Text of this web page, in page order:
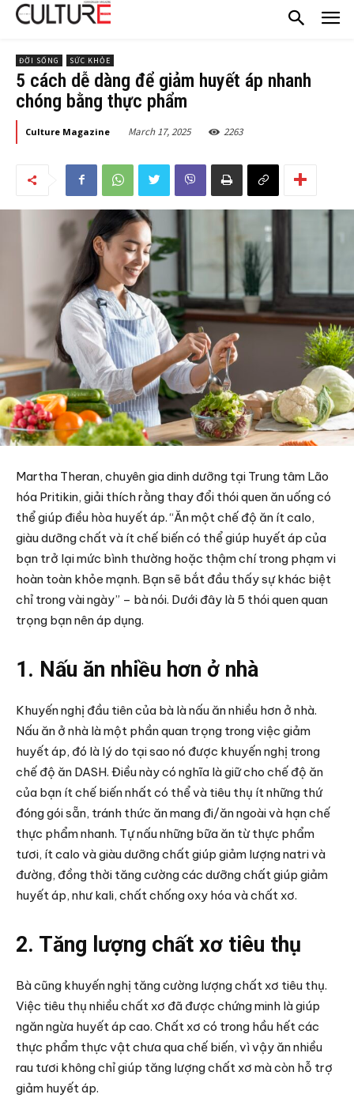
ĐỜI SỐNG SỨC KHỎE
5 cách dễ dàng để giảm huyết áp nhanh
chóng bằng thực phẩm
Culture Magazine March 17, 2025 2263
Martha Theran, chuyên gia dinh dưỡng tại Trung tâm Lão
hóa Pritikin, giải thích rằng thay đổi thói quen ăn uống có
thể giúp điều hòa huyết áp. “Ăn một chế độ ăn ít calo,
giàu dưỡng chất và ít chế biến có thể giúp huyết áp của
bạn trở lại mức bình thường hoặc thậm chí trong phạm vi
hoàn toàn khỏe mạnh. Bạn sẽ bắt đầu thấy sự khác biệt
chỉ trong vài ngày” – bà nói. Dưới đây là 5 thói quen quan
trọng bạn nên áp dụng.
1. Nấu ăn nhiều hơn ở nhà
Khuyến nghị đầu tiên của bà là nấu ăn nhiều hơn ở nhà.
Nấu ăn ở nhà là một phần quan trọng trong việc giảm
huyết áp, đó là lý do tại sao nó được khuyến nghị trong
chế độ ăn DASH. Điều này có nghĩa là giữ cho chế độ ăn
của bạn ít chế biến nhất có thể và tiêu thụ ít những thứ
đóng gói sẵn, tránh thức ăn mang đi/ăn ngoài và hạn chế
thực phẩm nhanh. Tự nấu những bữa ăn từ thực phẩm
tươi, ít calo và giàu dưỡng chất giúp giảm lượng natri và
đường, đồng thời tăng cường các dưỡng chất giúp giảm
huyết áp, như kali, chất chống oxy hóa và chất xơ.
2. Tăng lượng chất xơ tiêu thụ
Bà cũng khuyến nghị tăng cường lượng chất xơ tiêu thụ.
Việc tiêu thụ nhiều chất xơ đã được chứng minh là giúp
ngăn ngừa huyết áp cao. Chất xơ có trong hầu hết các
thực phẩm thực vật chưa qua chế biến, vì vậy ăn nhiều
rau tươi không chỉ giúp tăng lượng chất xơ mà còn hỗ trợ
giảm huyết áp.